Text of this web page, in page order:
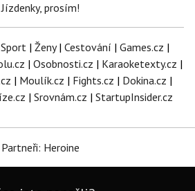
Jízdenky, prosím!
Sport | Ženy| Cestování | Games.cz |
| Osobnosti.cz | Karaoketexty.cz |
| Moulík.cz | Fights.cz | Dokina.cz |
| Srovnám.cz | StartupInsider.cz
Partneři: Heroine